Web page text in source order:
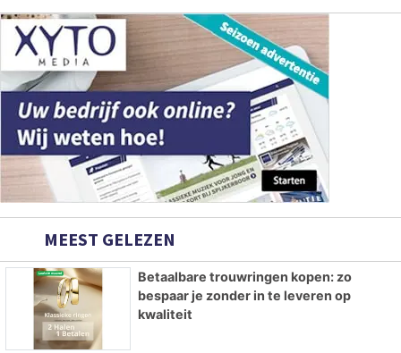
MEEST GELEZEN
Betaalbare trouwringen kopen: zo
bespaar je zonder in te leveren op
kwaliteit